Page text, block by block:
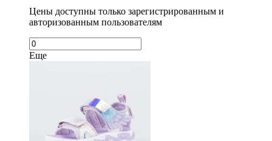
Цены доступны только зарегистрированным и
авторизованным пользователям
Еще